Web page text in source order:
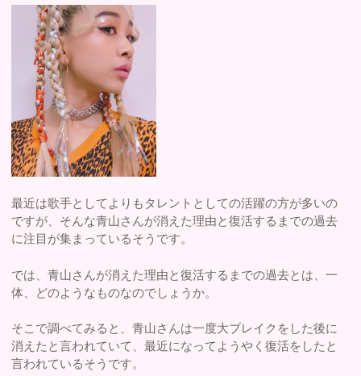
最近は歌手としてよりもタレントとしての活躍の方が多いの
ですが、そんな青山さんが消えた理由と復活するまでの過去
に注目が集まっているそうです。
では、青山さんが消えた理由と復活するまでの過去とは、一
体、どのようなものなのでしょうか。
そこで調べてみると、青山さんは一度大ブレイクをした後に
消えたと言われていて、最近になってようやく復活をしたと
言われているそうです。